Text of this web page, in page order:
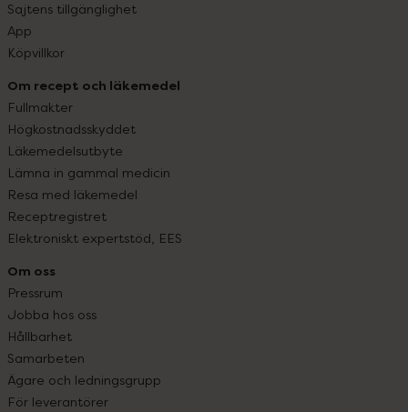
Sajtens tillgänglighet
App
Köpvillkor
Om recept och läkemedel
Fullmakter
Högkostnadsskyddet
Läkemedelsutbyte
Lämna in gammal medicin
Resa med läkemedel
Receptregistret
Elektroniskt expertstöd, EES
Om oss
Pressrum
Jobba hos oss
Hållbarhet
Samarbeten
Ägare och ledningsgrupp
För leverantörer